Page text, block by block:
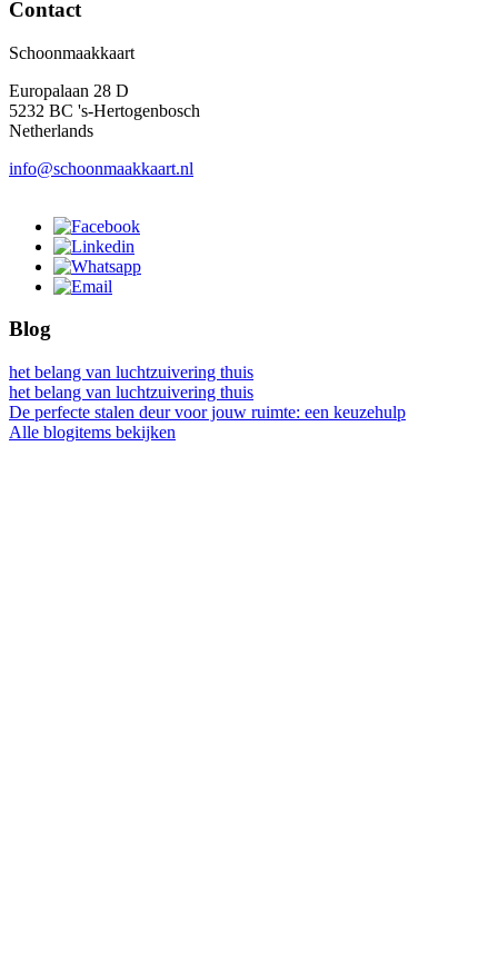
Contact
Schoonmaakkaart
Europalaan 28 D
5232 BC 's-Hertogenbosch
Netherlands
info@schoonmaakkaart.nl
Blog
het belang van luchtzuivering thuis
het belang van luchtzuivering thuis
De perfecte stalen deur voor jouw ruimte: een keuzehulp
Alle blogitems bekijken